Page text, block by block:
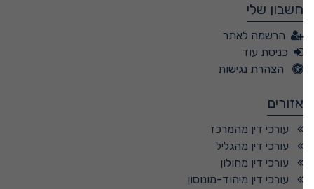
חשבון שלי
הרשמה לאתר
כניסת עוד
הצהרת נגישות
אזורים
עורכי דין מהמרכז
עורכי דין מהגליל
עורכי דין מחולון
עורכי דין מיהוד-מונוסון